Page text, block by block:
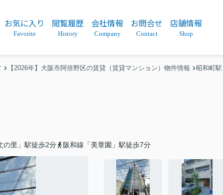
お気に入り
Favorite
閲覧履歴
History
会社情報
Company
お問合せ
Contact
店舗情報
Shop
【2026年】大阪市阿倍野区の賃貸（賃貸マンション）物件情報 昭和町駅
の里」駅徒歩2分 阪和線「美章園」駅徒歩7分